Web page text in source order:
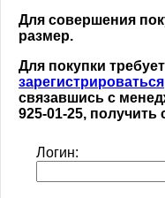
Для совершения
размер.
Для покупки
зарегистрироваться
связавшись с
925-01-25, получить
Логин: